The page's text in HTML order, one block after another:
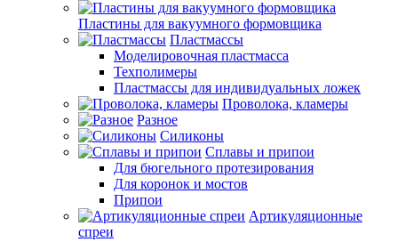
Пластины для вакуумного формовщика
Пластмассы
Моделировочная пластмасса
Техполимеры
Пластмассы для индивидуальных ложек
Проволока, кламеры
Разное
Силиконы
Сплавы и припои
Для бюгельного протезирования
Для коронок и мостов
Припои
Артикуляционные
спреи